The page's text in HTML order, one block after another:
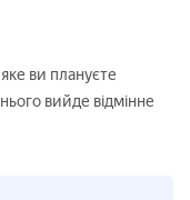
ви плануєте
вийде відмінне